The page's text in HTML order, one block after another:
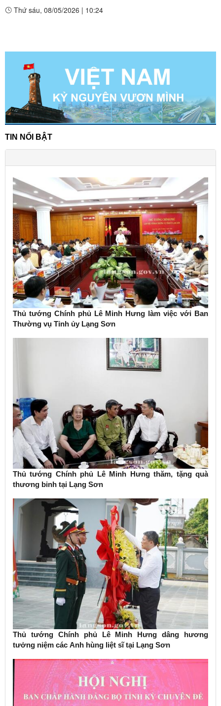
Thứ sáu, 08/05/2026 | 10:24
TIN NỔI BẬT
Thủ tướng Chính phủ Lê Minh Hưng làm việc với Ban
Thường vụ Tỉnh ủy Lạng Sơn
Thủ tướng Chính phủ Lê Minh Hưng thăm, tặng quà
thương binh tại Lạng Sơn
Thủ tướng Chính phủ Lê Minh Hưng dâng hương
tưởng niệm các Anh hùng liệt sĩ tại Lạng Sơn